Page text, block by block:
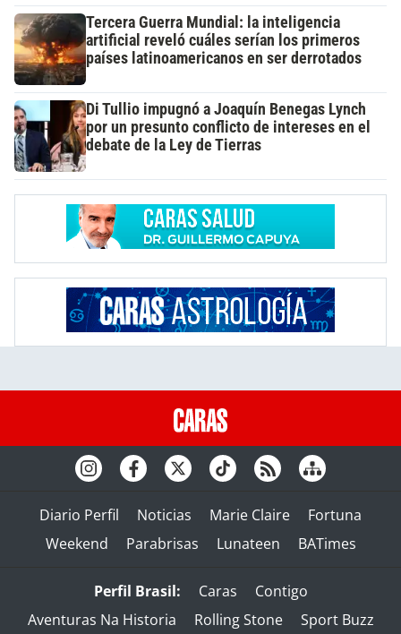
Tercera Guerra Mundial: la inteligencia
artificial reveló cuáles serían los primeros
países latinoamericanos en ser derrotados
Di Tullio impugnó a Joaquín Benegas Lynch
por un presunto conflicto de intereses en el
debate de la Ley de Tierras
Diario Perfil Noticias Marie Claire
Fortuna
Weekend
Parabrisas Lunateen BATimes
Perfil Brasil: Caras
Contigo
Aventuras Na Historia
Rolling Stone Sport Buzz